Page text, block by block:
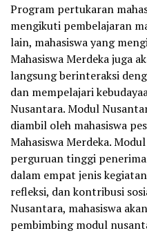
Program pertukaran
mengikuti pembelajaran
lain, mahasiswa yang
Mahasiswa Merdeka juga
langsung berinteraksi
dan mempelajari
Nusantara. Modul
diambil oleh mahasiswa
Mahasiswa Merdeka.
perguruan tinggi
dalam empat jenis
refleksi, dan kontribusi
Nusantara, mahasiswa
pembimbing modul